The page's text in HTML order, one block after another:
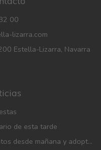
00
lizarra.com
Estella-Lizarra, Navarra
de esta tarde
El Ayuntamiento habilita aparcamientos desde mañana y adopta medidas de movilidad con motivo de las fiestas patronales